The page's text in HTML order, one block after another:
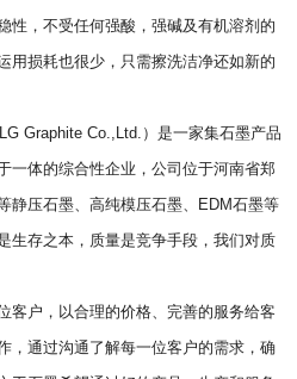
性，不受任何强酸，强碱及有机溶剂的
用损耗也很少，只需擦洗洁净还如新的
Graphite Co.,Ltd.）是一家集石墨产品
一体的综合性企业，公司位于河南省郑
静压石墨、高纯模压石墨、EDM石墨等
生存之本，质量是竞争手段，我们对质
客户，以合理的价格、完善的服务给客
，通过沟通了解每一位客户的需求，确